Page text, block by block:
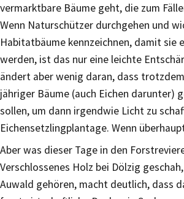
vermarktbare Bäume geht, die zum
Wenn Naturschützer durchgehen und
Habitatbäume kennzeichnen, damit sie
werden, ist das nur eine leichte
ändert aber wenig daran, dass
jähriger Bäume (auch Eichen darunter)
sollen, um dann irgendwie Licht zu
Eichensetzlingplantage. Wenn
Aber was dieser Tage in den
Verschlossenes Holz bei Dölzig
Auwald gehören, macht deutlich, dass